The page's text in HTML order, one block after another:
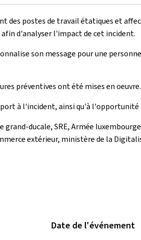
des postes de travail étatiques et
afin d'analyser l'impact de cet incident.
son message pour une
préventives ont été mises en
à l'incident, ainsi qu'à
grand-ducale, SRE, Armée
extérieur, ministère de la
Date de l'événement